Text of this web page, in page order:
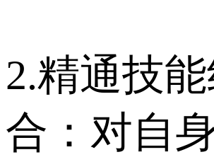
2.精通技能
合：对自